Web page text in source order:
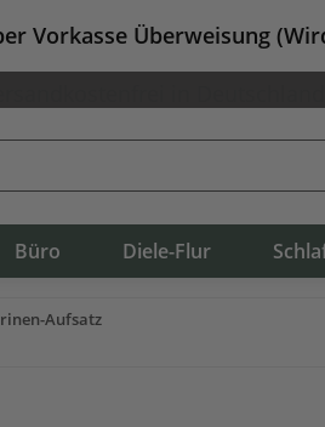
Vorkasse Überweisung
Büro Diele-Flur
Aufsatz